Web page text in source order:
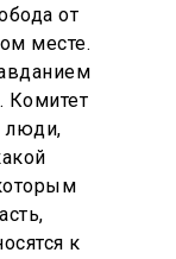
от
месте.
Комитет
люди,
к